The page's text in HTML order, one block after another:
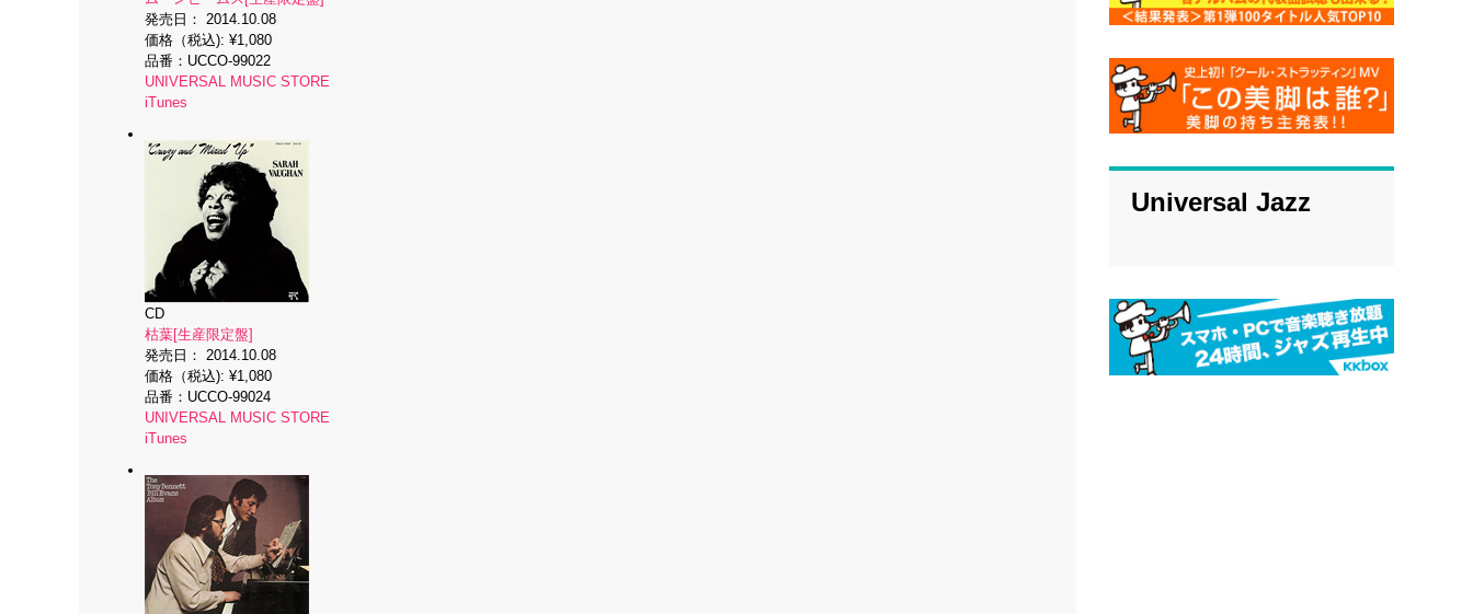
発売日： 2014.10.08
価格（税込): ¥1,080
品番： UCCO-99022
UNIVERSAL MUSIC STORE
iTunes
CD
枯葉[生産限定盤]
発売日： 2014.10.08
価格（税込): ¥1,080
品番： UCCO-99024
UNIVERSAL MUSIC STORE
iTunes
Universal Jazz